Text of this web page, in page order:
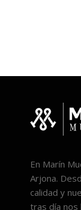
En Marín
Arjona.
calidad y
tras día nos